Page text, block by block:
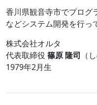
香川県観音寺市でプログ
などシステム開発を行っ
株式会社オルタ
代表取締役 篠原 隆司 （
1979年2月生